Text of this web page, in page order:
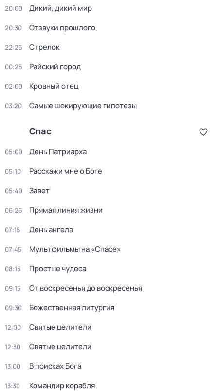
20:00 Дикий, дикий мир
20:30 Oтзвуки прошлoго
22:25 Стрелок
00:25 Райский город
02:00 Кровный отец
03:20 Самые шoкиpующие гипотезы
Спас
05:00 Дeнь Патриаpха
05:10 Расскажи мне о Боге
05:40 Завет
06:25 Прямая линия жизни
07:15 День ангела
07:45 Мультфильмы на «Спасе»
08:15 Простые чудеса
09:15 От воскресенья до воскресенья
09:30 Божественная литургия
12:00 Святые целители
12:30 Святые целители
13:00 В поисках Бога
13:30 Командир корабля